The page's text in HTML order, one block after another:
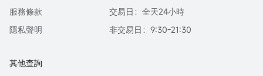
服務條款
隱私聲明
交易日：全天24小時
非交易日：9:30-21:30
其他查詢